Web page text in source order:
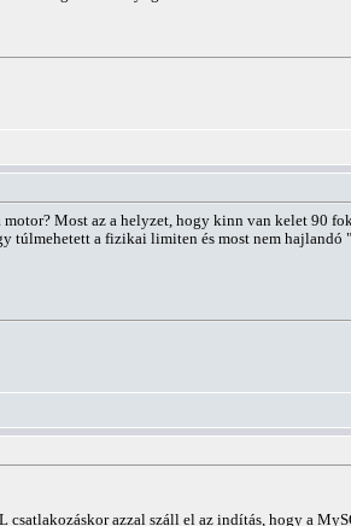
Most az a helyzet, hogy kinn van kelet 90
túlmehetett a fizikai limiten és most nem hajlandó
azzal száll el az indítás, hogy a